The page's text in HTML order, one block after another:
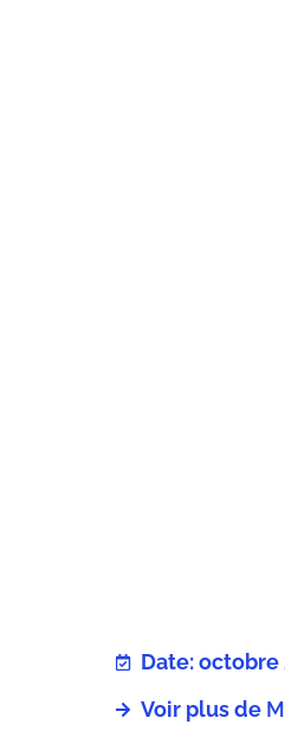
Date: octobre
Voir plus de